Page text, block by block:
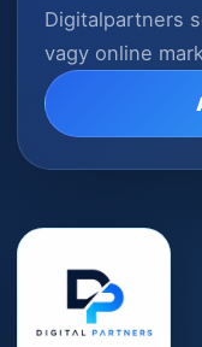
Digitalpartners
vagy online